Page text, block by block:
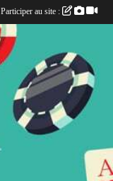
Participer au site :